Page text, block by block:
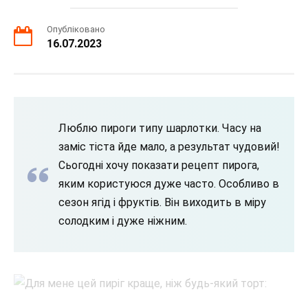
Опубліковано
16.07.2023
Люблю пироги типу шарлотки. Часу на
заміс тіста йде мало, а результат чудовий!
Сьогодні хочу показати рецепт пирога,
яким користуюся дуже часто. Особливо в
сезон ягід і фруктів. Він виходить в міру
солодким і дуже ніжним.